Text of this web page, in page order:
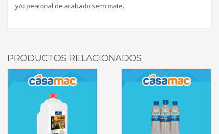
y/o peatonal de acabado semi mate.
PRODUCTOS RELACIONADOS